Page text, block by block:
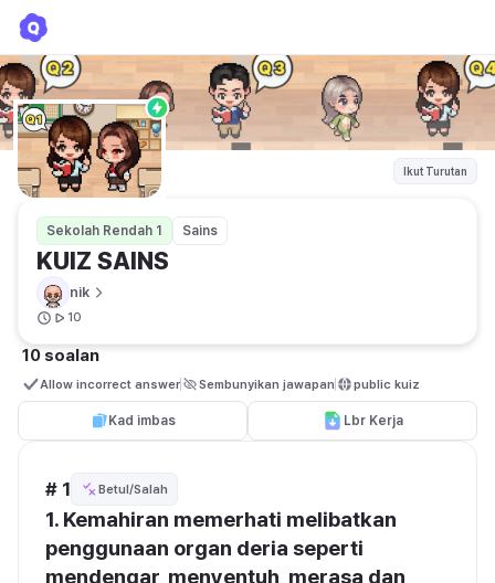
Ikut Turutan
Sekolah Rendah 1 Sains
KUIZ SAINS
nik
10
10 soalan
Allow incorrect answer Sembunyikan jawapan public kuiz
Kad imbas Lbr Kerja
# 1 Betul/Salah
1. Kemahiran memerhati melibatkan
penggunaan organ deria seperti
mendengar, menyentuh, merasa dan